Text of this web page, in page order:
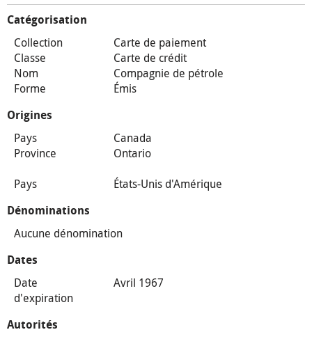
Catégorisation
Collection
Carte de paiement
Classe
Carte de crédit
Nom
Compagnie de pétrole
Forme
Émis
Origines
Pays
Canada
Province
Ontario
Pays
États-Unis d'Amérique
Dénominations
Aucune dénomination
Dates
Date
d'expiration
Avril 1967
Autorités